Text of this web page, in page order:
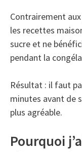
Contrairement
les recettes
sucre et ne
pendant la
Résultat : il faut
minutes avant de
plus agréable.
Pourquoi